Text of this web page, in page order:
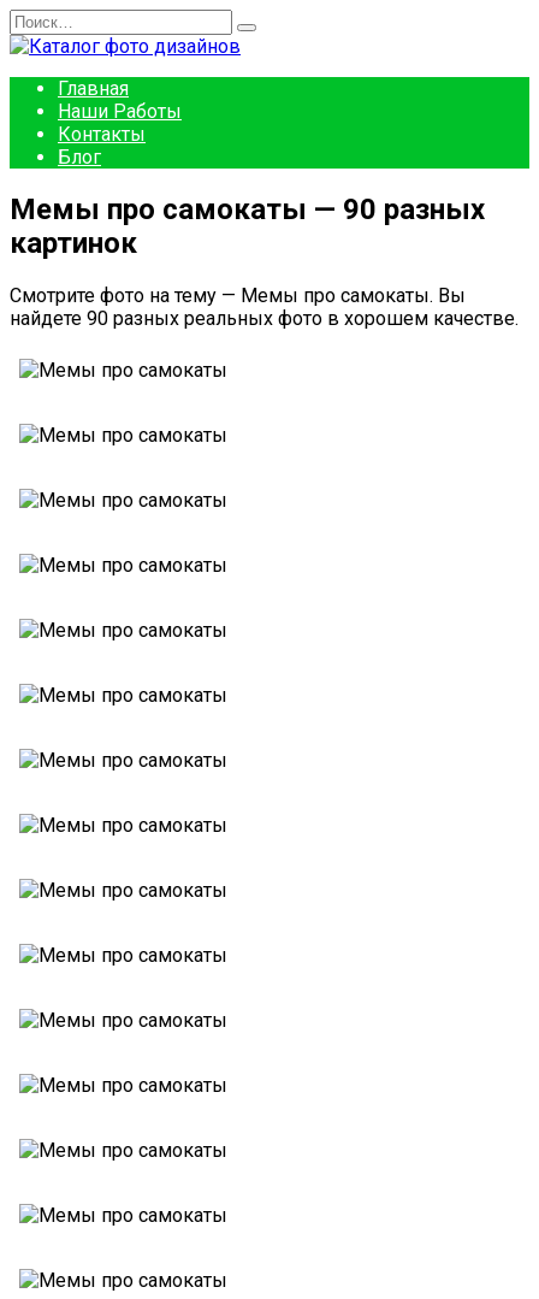
Перейти
к
Search
for:
Главная
Наши Работы
Контакты
Блог
Мемы про самокаты — 90 разных
картинок
Смотрите фото на тему — Мемы про самокаты. Вы
найдете 90 разных реальных фото в хорошем качестве.